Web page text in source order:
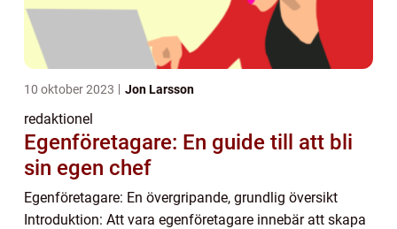
10 oktober 2023 Jon Larsson
redaktionel
Egenföretagare: En guide till att bli
sin egen chef
Egenföretagare: En övergripande, grundlig översikt
Introduktion: Att vara egenföretagare innebär att skapa